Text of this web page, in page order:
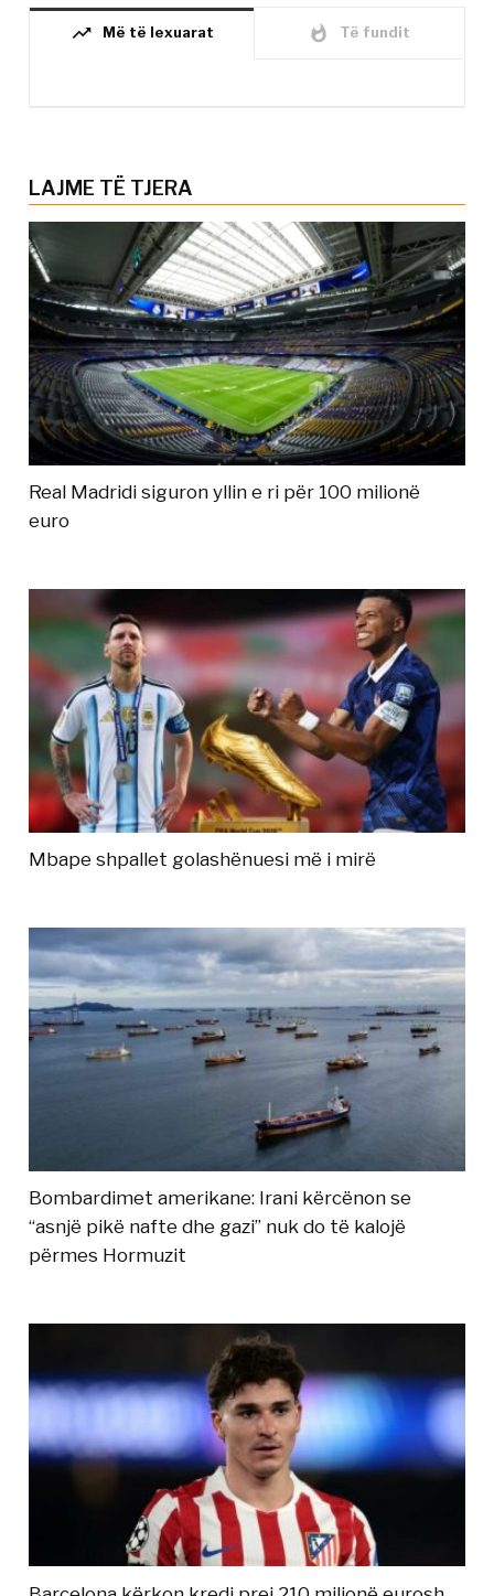
trending_up Më të lexuarat whatshot Të fundit
LAJME TË TJERA
Real Madridi siguron yllin e ri për 100 milionë
euro
Mbape shpallet golashënuesi më i mirë
Bombardimet amerikane: Irani kërcënon se
“asnjë pikë nafte dhe gazi” nuk do të kalojë
përmes Hormuzit